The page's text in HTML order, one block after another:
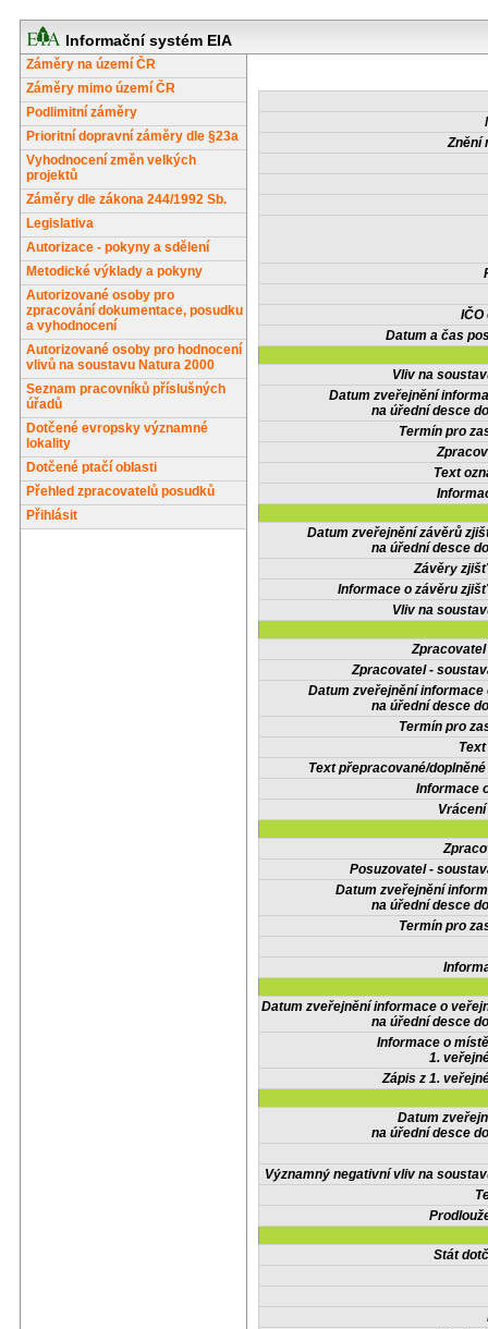
Informační systém EIA
Záměry na území ČR
Záměry mimo území ČR
Podlimitní záměry
Prioritní dopravní záměry dle §23a
Vyhodnocení změn velkých
projektů
Záměry dle zákona 244/1992 Sb.
Legislativa
Autorizace - pokyny a sdělení
Metodické výklady a pokyny
Autorizované osoby pro
zpracování dokumentace, posudku
a vyhodnocení
Autorizované osoby pro hodnocení
vlivů na soustavu Natura 2000
Seznam pracovníků příslušných
úřadů
Dotčené evropsky významné
lokality
Dotčené ptačí oblasti
Přehled zpracovatelů posudků
Přihlásit
Znění
IČO
Datum a čas
Vliv na
Datum zveřejnění
na úřední desce
Termín pro
Text
Datum zveřejnění závěrů
na úřední desce
Závěry
Informace o závěru
Vliv na
Zpracovatel -
Datum zveřejnění informace
na úřední desce
Termín pro
Text přepracované/
Informace
Posuzovatel -
Datum zveřejnění
na úřední desce
Termín pro
Datum zveřejnění informace o
na úřední desce
Informace o
1.
Zápis z 1.
Datum
na úřední desce
Významný negativní vliv na
Stát